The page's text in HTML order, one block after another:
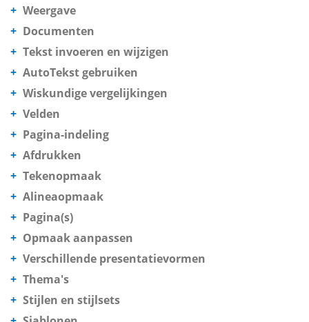
Weergave
Documenten
Tekst invoeren en wijzigen
AutoTekst gebruiken
Wiskundige vergelijkingen
Velden
Pagina-indeling
Afdrukken
Tekenopmaak
Alineaopmaak
Pagina(s)
Opmaak aanpassen
Verschillende presentatievormen
Thema's
Stijlen en stijlsets